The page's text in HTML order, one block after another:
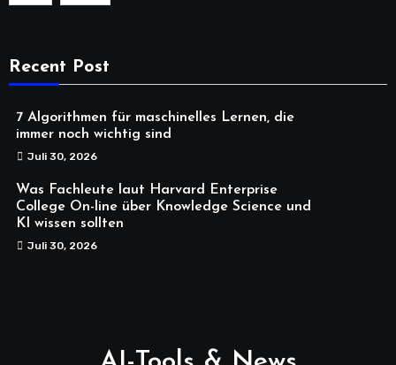
Recent Post
7 Algorithmen für maschinelles Lernen, die
immer noch wichtig sind
Juli 30, 2026
Was Fachleute laut Harvard Enterprise
College On-line über Knowledge Science und
KI wissen sollten
Juli 30, 2026